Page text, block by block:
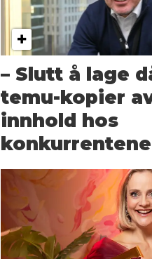
– Slutt å lage
temu-kopier
innhold hos
konkurrentene